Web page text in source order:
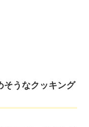
そうなクッキング